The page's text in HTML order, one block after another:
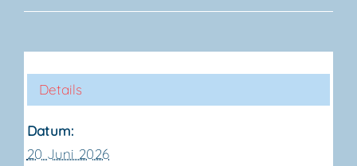
Details
Datum:
20 Juni 2026